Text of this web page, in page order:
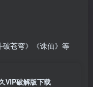
苍穹》《诛仙》等
VIP破解版下载